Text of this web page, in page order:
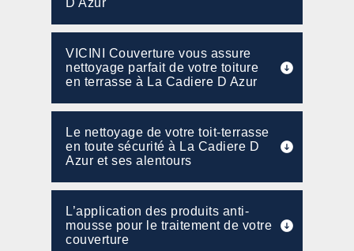
D Azur
VICINI Couverture vous assure
nettoyage parfait de votre toiture
en terrasse à La Cadiere D Azur
Le nettoyage de votre toit-terrasse
en toute sécurité à La Cadiere D
Azur et ses alentours
L’application des produits anti-
mousse pour le traitement de votre
couverture